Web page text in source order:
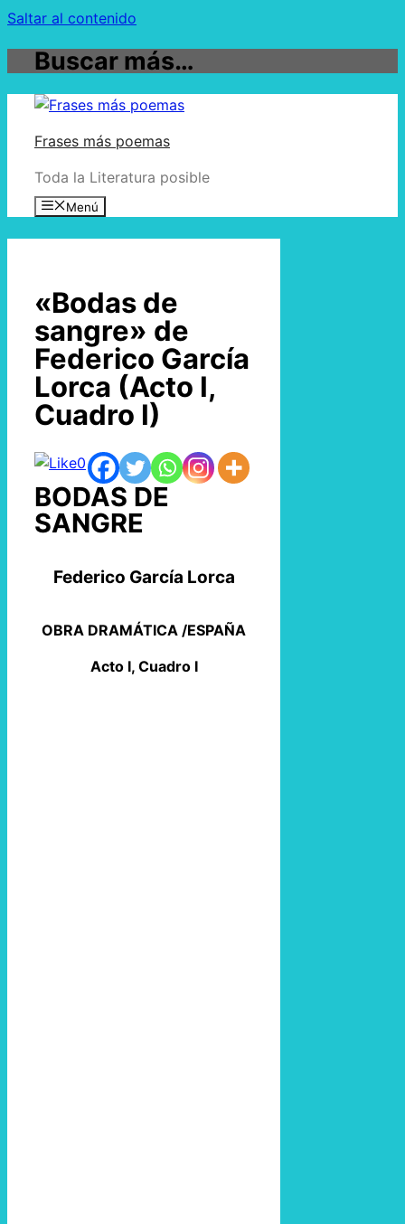
Saltar al contenido
Buscar más…
Frases más poemas
Toda la Literatura posible
Menú
«Bodas de
sangre» de
Federico García
Lorca (Acto I,
Cuadro I)
0
BODAS DE
SANGRE
Federico García Lorca
OBRA DRAMÁTICA /ESPAÑA
Acto I, Cuadro I